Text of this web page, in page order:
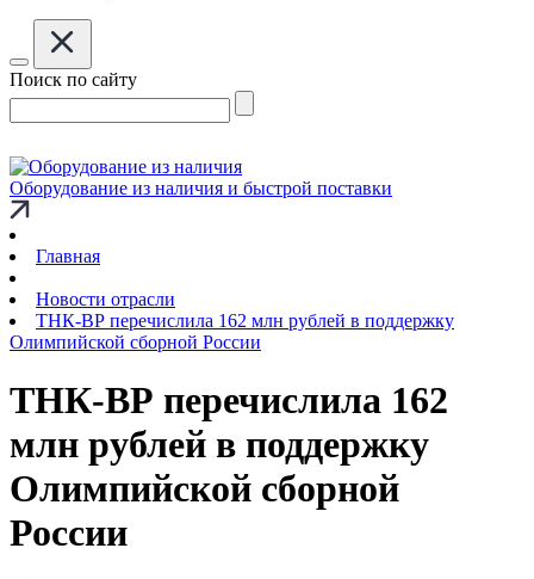
Поиск по сайту
Оборудование из наличия и быстрой поставки
Главная
Новости отрасли
ТНК-ВР перечислила 162 млн рублей в поддержку
Олимпийской сборной России
ТНК-ВР перечислила 162
млн рублей в поддержку
Олимпийской сборной
России